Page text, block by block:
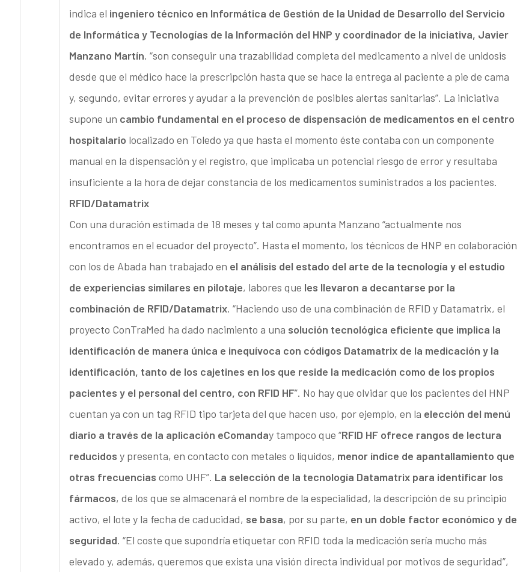
indica el ingeniero técnico en Informática de Gestión de la Unidad de Desarrollo del Servicio
de Informática y Tecnologías de la Información del HNP y coordinador de la iniciativa, Javier
Manzano Martín, “son conseguir una trazabilidad completa del medicamento a nivel de unidosis
desde que el médico hace la prescripción hasta que se hace la entrega al paciente a pie de cama
y, segundo, evitar errores y ayudar a la prevención de posibles alertas sanitarias”. La iniciativa
supone un cambio fundamental en el proceso de dispensación de medicamentos en el centro
hospitalario localizado en Toledo ya que hasta el momento éste contaba con un componente
manual en la dispensación y el registro, que implicaba un potencial riesgo de error y resultaba
insuficiente a la hora de dejar constancia de los medicamentos suministrados a los pacientes.
RFID/Datamatrix
Con una duración estimada de 18 meses y tal como apunta Manzano “actualmente nos
encontramos en el ecuador del proyecto”. Hasta el momento, los técnicos de HNP en colaboración
con los de Abada han trabajado en el análisis del estado del arte de la tecnología y el estudio
de experiencias similares en pilotaje, labores que les llevaron a decantarse por la
combinación de RFID/Datamatrix. “Haciendo uso de una combinación de RFID y Datamatrix, el
proyecto ConTraMed ha dado nacimiento a una solución tecnológica eficiente que implica la
identificación de manera única e inequívoca con códigos Datamatrix de la medicación y la
identificación, tanto de los cajetines en los que reside la medicación como de los propios
pacientes y el personal del centro, con RFID HF”. No hay que olvidar que los pacientes del HNP
cuentan ya con un tag RFID tipo tarjeta del que hacen uso, por ejemplo, en la elección del menú
diario a través de la aplicación eComanday tampoco que “RFID HF ofrece rangos de lectura
reducidos y presenta, en contacto con metales o líquidos, menor índice de apantallamiento que
otras frecuencias como UHF”. La selección de la tecnología Datamatrix para identificar los
fármacos, de los que se almacenará el nombre de la especialidad, la descripción de su principio
activo, el lote y la fecha de caducidad, se basa, por su parte, en un doble factor económico y de
seguridad. “El coste que supondría etiquetar con RFID toda la medicación sería mucho más
elevado y, además, queremos que exista una visión directa individual por motivos de seguridad”,